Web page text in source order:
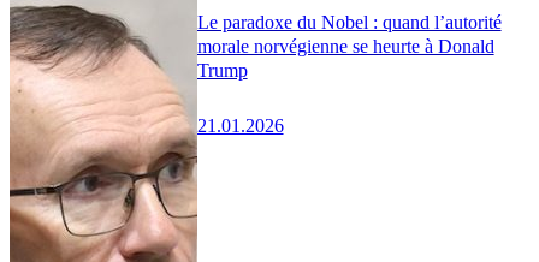
Le paradoxe du Nobel : quand l’autorité
morale norvégienne se heurte à Donald
Trump
21.01.2026